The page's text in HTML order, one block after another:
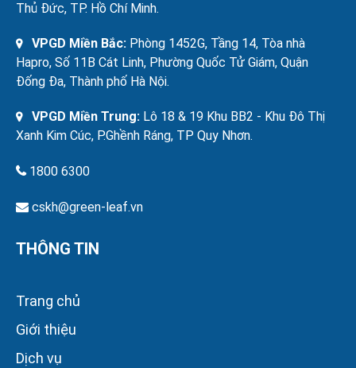
Thủ Đức, TP. Hồ Chí Minh.
VPGD Miền Bắc: Phòng 1452G, Tầng 14, Tòa nhà
Hapro, Số 11B Cát Linh, Phường Quốc Tử Giám, Quận
Đống Đa, Thành phố Hà Nội.
VPGD Miền Trung: Lô 18 & 19 Khu BB2 - Khu Đô Thị
Xanh Kim Cúc, P.Ghềnh Ráng, TP Quy Nhơn.
1800 6300
cskh@green-leaf.vn
THÔNG TIN
Trang chủ
Giới thiệu
Dịch vụ